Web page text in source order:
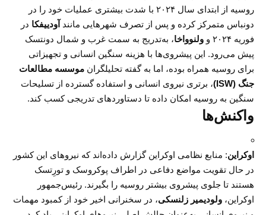
روسیه از ابتدای سال ۲۰۲۴ با شدت بیشتری عملیات خود را در
دونباس متمرکز کرده و پس از تصرف شهرهایی مانند آودییفکا در
فوریه ۲۰۲۴ و
ولنوواخا، به‌تدریج به سمت غرب و شمال دونتسک
پیش می‌رود. این پیشروی‌ها با هزینه سنگین انسانی و تجهیزاتی
برای روسیه همراه بوده، اما به گفته تحلیلگران موسسه مطالعات
جنگ (ISW)
، برتری نیروی انسانی و استفاده گسترده از تسلیحات
سنگین به روسیه امکان داده تا دستاوردهای تدریجی کسب کند.
واکنش‌ها
اوکراین: منابع نظامی اوکراین گزارش داده‌اند که نیروهای این کشور
در حال تقویت مواضع دفاعی در اطراف پوکروسک و تورِتسک
هستند تا جلوی پیشروی بیشتر روسیه را بگیرند. رئیس‌جمهور
اوکراین، ولودیمیر زلنسکی، در سخنرانی اخیر خود از کمبود مهمات